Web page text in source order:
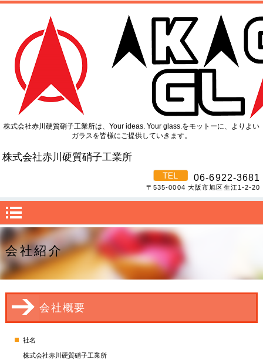
株式会社赤川硬質硝子工業所は、Your ideas. Your glass.をモットーに、よりよい
ガラスを皆様にご提供していきます。
株式会社赤川硬質硝子工業所
06-6922-3681
〒535-0004 大阪市旭区生江1-2-20
会社紹介
会社概要
社名
株式会社赤川硬質硝子工業所